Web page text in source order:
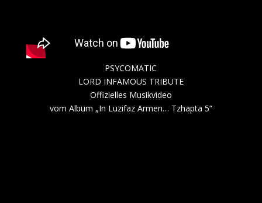
PSYCOMATIC
LORD INFAMOUS TRIBUTE
Offizielles Musikvideo
vom Album „In Luzifaz Armen… Tzhapta 5“